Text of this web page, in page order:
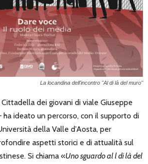
La locandina dell'incontro "Al di là del muro"
Cittadella dei giovani di viale Giuseppe
ha ideato un percorso, con il supporto di
della Valle d’Aosta, per
aspetti storici e di attualità sul
Si chiama «Uno sguardo al l di là del